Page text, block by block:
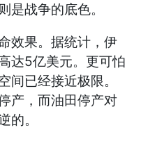
是战争的底色。
效果。据统计，伊
达5亿美元。更可怕
间已经接近极限。
产，而油田停产对
的。